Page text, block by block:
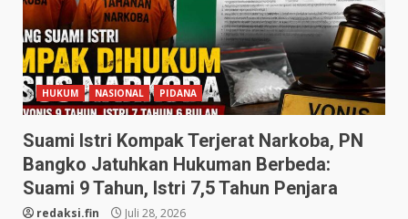
HUKUM NASIONAL PIDANA
Suami Istri Kompak Terjerat Narkoba, PN
Bangko Jatuhkan Hukuman Berbeda:
Suami 9 Tahun, Istri 7,5 Tahun Penjara
redaksi.fin Juli 28, 2026